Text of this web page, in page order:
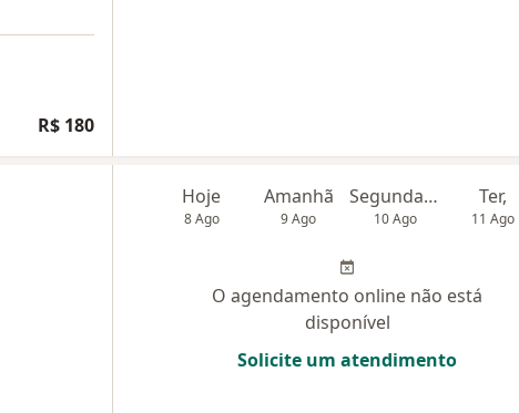
R$ 180
Hoje
8 Ago
Amanhã
9 Ago
Segunda-feira
10 Ago
Ter,
11 Ago
O agendamento online não está
disponível
Solicite um atendimento